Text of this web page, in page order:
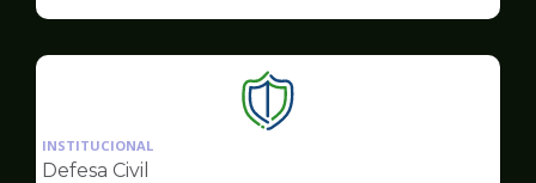
Ilustração
da
INSTITUCIONAL
Defesa Civil